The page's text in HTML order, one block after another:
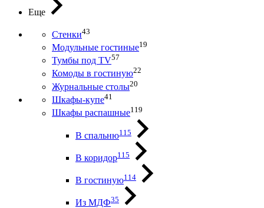
Еще
Стенки43
Модульные гостиные19
Тумбы под ТV57
Комоды в гостиную22
Журнальные столы20
Шкафы-купе41
Шкафы распашные119
В спальню115
В коридор115
В гостиную114
Из МДФ35